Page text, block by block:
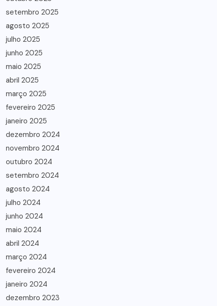
setembro 2025
agosto 2025
julho 2025
junho 2025
maio 2025
abril 2025
março 2025
fevereiro 2025
janeiro 2025
dezembro 2024
novembro 2024
outubro 2024
setembro 2024
agosto 2024
julho 2024
junho 2024
maio 2024
abril 2024
março 2024
fevereiro 2024
janeiro 2024
dezembro 2023